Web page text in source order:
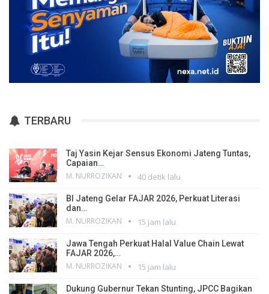
TERBARU
Taj Yasin Kejar Sensus Ekonomi Jateng Tuntas,
Capaian…
M. NURROZIKAN 40 detik lalu
BI Jateng Gelar FAJAR 2026, Perkuat Literasi
dan…
M. NURROZIKAN 15 jam lalu
Jawa Tengah Perkuat Halal Value Chain Lewat
FAJAR 2026,…
M. NURROZIKAN 15 jam lalu
Dukung Gubernur Tekan Stunting, JPCC Bagikan